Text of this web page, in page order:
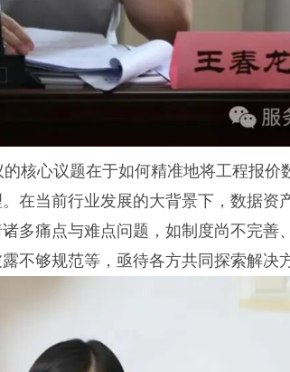
核心议题在于如何精准地将工程报价
在当前行业发展的大背景下，数据资
多痛点与难点问题，如制度尚不完善
不够规范等，亟待各方共同探索解决